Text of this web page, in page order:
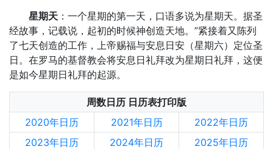
星期天 ：一个星期的第一天，口语多说为星期天。据圣
经故事，记载说，起初的时候神创造天地。”紧接着又陈列
了七天创造的工作，上帝赐福与安息日安（星期六）定位圣
日。在罗马的基督教会将安息日礼拜改为星期日礼拜，这便
是如今星期日礼拜的起源。
周数日历 日历表打印版
2020年日历
2021年日历
2022年日历
2023年日历
2024年日历
2025年日历